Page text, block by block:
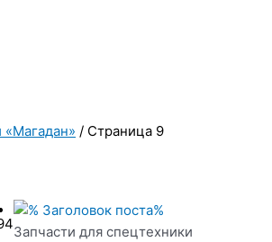
/ Страница 9
Запчасти для спецтехники